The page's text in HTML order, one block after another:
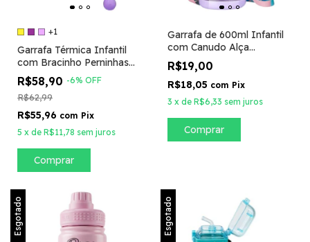
+1
Garrafa Térmica Infantil
com Bracinho Perninhas
Com Alça e Canudo
Bearcup
R$58,90 -6% OFF
R$62,99
R$55,96 com Pix
5 x de R$11,78 sem juros
Comprar
Garrafa de 600ml Infantil
com Canudo Alça
Adesivos Alce
R$19,00
R$18,05 com Pix
3 x de R$6,33 sem juros
Comprar
Esgotado Esgotado